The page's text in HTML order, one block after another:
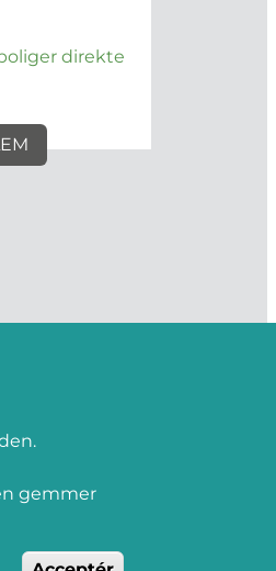
direkte
gemmer